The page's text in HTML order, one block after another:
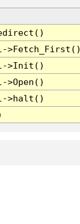
>Init()
>Open()
>halt()